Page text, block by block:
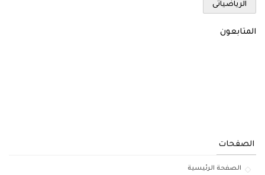
الرياضياتى
المتابعون
الصفحات
الصفحة الرئيسية